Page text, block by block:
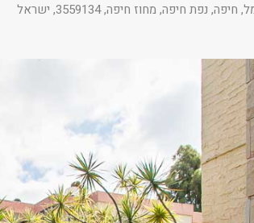
חיפה, מחוז חיפה, 3559134, ישראל